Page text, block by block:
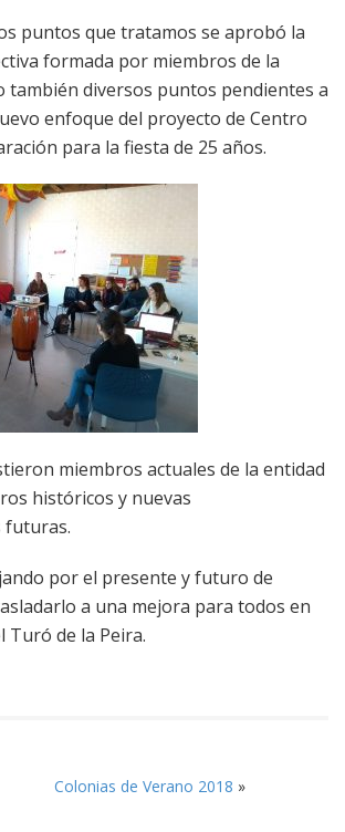
puntos que tratamos se aprobó la
formada por miembros de la
también diversos puntos pendientes a
enfoque del proyecto de Centro
para la fiesta de 25 años.
miembros actuales de la entidad
históricos y nuevas
futuras.
por el presente y futuro de
a una mejora para todos en
Turó de la Peira.
Colonias de Verano 2018 »